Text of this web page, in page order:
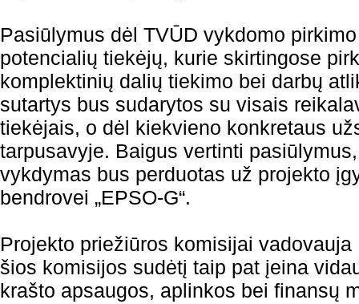
Pasiūlymus dėl TVŪD vykdomo
potencialių tiekėjų, kurie skirtingose
komplektinių dalių tiekimo bei darbų
sutartys bus sudarytos su visais
tiekėjais, o dėl kiekvieno konkretaus
tarpusavyje. Baigus vertinti
vykdymas bus perduotas už projekto
bendrovei „EPSO-G“.
Projekto priežiūros komisijai
šios komisijos sudėtį taip pat įeina
krašto apsaugos, aplinkos bei finansų